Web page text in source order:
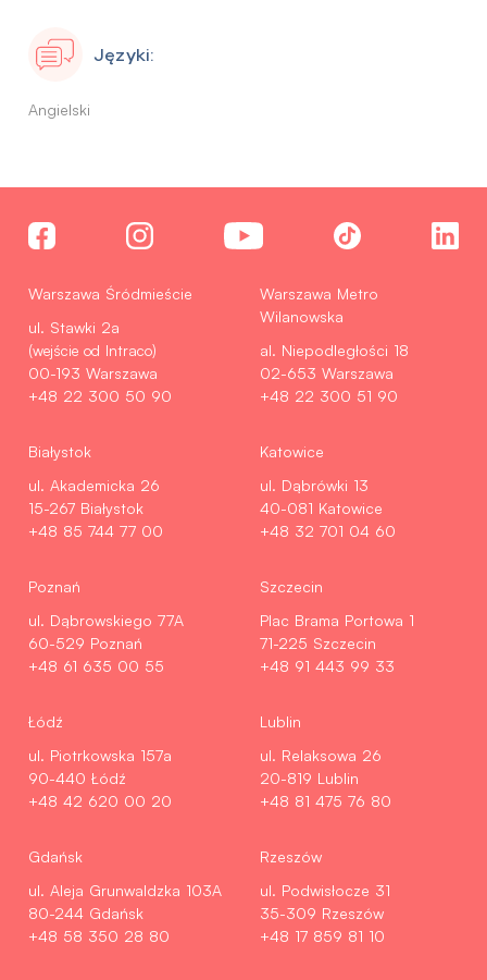
Języki:
Angielski
Warszawa Śródmieście
ul. Stawki 2a
(wejście od Intraco)
00-193 Warszawa
+48 22 300 50 90
Warszawa Metro
Wilanowska
al. Niepodległości 18
02-653 Warszawa
+48 22 300 51 90
Białystok
ul. Akademicka 26
15-267 Białystok
+48 85 744 77 00
Katowice
ul. Dąbrówki 13
40-081 Katowice
+48 32 701 04 60
Poznań
ul. Dąbrowskiego 77A
60-529 Poznań
+48 61 635 00 55
Szczecin
Plac Brama Portowa 1
71-225 Szczecin
+48 91 443 99 33
Łódź
ul. Piotrkowska 157a
90-440 Łódź
+48 42 620 00 20
Lublin
ul. Relaksowa 26
20-819 Lublin
+48 81 475 76 80
Gdańsk
ul. Aleja Grunwaldzka 103A
80-244 Gdańsk
+48 58 350 28 80
Rzeszów
ul. Podwisłocze 31
35-309 Rzeszów
+48 17 859 81 10